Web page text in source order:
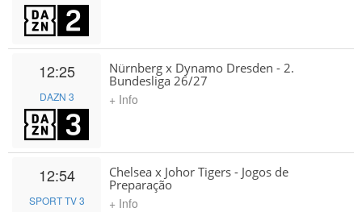
12:25
DAZN 3
Nürnberg x Dynamo Dresden - 2.
Bundesliga 26/27
+ Info
12:54
SPORT TV 3
Chelsea x Johor Tigers - Jogos de
Preparação
+ Info